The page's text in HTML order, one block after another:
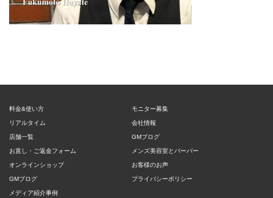
料金&使い方
リアルタイム
店舗一覧
お直し・ご返金フォーム
オンラインショップ
GMブログ
メディア紹介事例
モニター募集
会社情報
GMブログ
メンズ美容室とバーバー
お客様のお声
プライバシーポリシー